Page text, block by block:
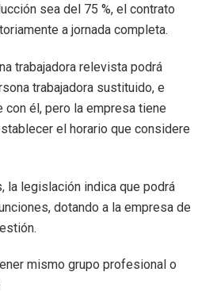
sea del 75 %, el contrato
a jornada completa.
trabajadora relevista podrá
trabajadora sustituido, e
con él, pero la empresa tiene
el horario que considere
la legislación indica que podrá
dotando a la empresa de
mismo grupo profesional o